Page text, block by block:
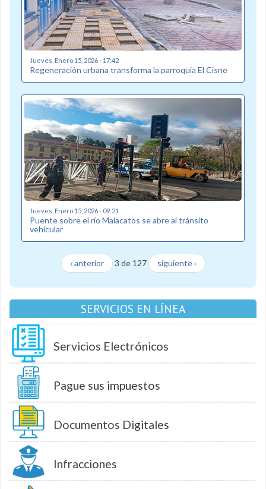
Jueves, Enero 15, 2026 - 17:42
Regeneración urbana transforma la parroquia El Cisne
Jueves, Enero 15, 2026 - 09:21
Puente sobre el río Malacatos se abre al tránsito
vehicular
‹ anterior 3 de 127 siguiente ›
SERVICIOS EN LÍNEA
Servicios Electrónicos
Pague sus impuestos
Documentos Digitales
Infracciones